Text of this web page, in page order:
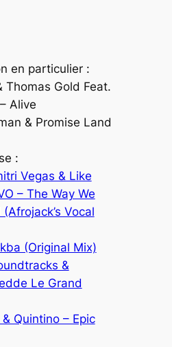
en particulier :
Thomas Gold Feat.
Alive
& Promise Land
:
Vegas & Like
– The Way We
Vocal
(Original Mix)
&
Le Grand
Quintino – Epic